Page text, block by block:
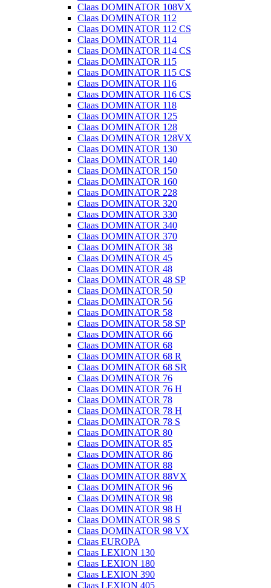
Claas DOMINATOR 108VX
Claas DOMINATOR 112
Claas DOMINATOR 112 CS
Claas DOMINATOR 114
Claas DOMINATOR 114 CS
Claas DOMINATOR 115
Claas DOMINATOR 115 CS
Claas DOMINATOR 116
Claas DOMINATOR 116 CS
Claas DOMINATOR 118
Claas DOMINATOR 125
Claas DOMINATOR 128
Claas DOMINATOR 128VX
Claas DOMINATOR 130
Claas DOMINATOR 140
Claas DOMINATOR 150
Claas DOMINATOR 160
Claas DOMINATOR 228
Claas DOMINATOR 320
Claas DOMINATOR 330
Claas DOMINATOR 340
Claas DOMINATOR 370
Claas DOMINATOR 38
Claas DOMINATOR 45
Claas DOMINATOR 48
Claas DOMINATOR 48 SP
Claas DOMINATOR 50
Claas DOMINATOR 56
Claas DOMINATOR 58
Claas DOMINATOR 58 SP
Claas DOMINATOR 66
Claas DOMINATOR 68
Claas DOMINATOR 68 R
Claas DOMINATOR 68 SR
Claas DOMINATOR 76
Claas DOMINATOR 76 H
Claas DOMINATOR 78
Claas DOMINATOR 78 H
Claas DOMINATOR 78 S
Claas DOMINATOR 80
Claas DOMINATOR 85
Claas DOMINATOR 86
Claas DOMINATOR 88
Claas DOMINATOR 88VX
Claas DOMINATOR 96
Claas DOMINATOR 98
Claas DOMINATOR 98 H
Claas DOMINATOR 98 S
Claas DOMINATOR 98 VX
Claas EUROPA
Claas LEXION 130
Claas LEXION 180
Claas LEXION 390
Claas LEXION 405